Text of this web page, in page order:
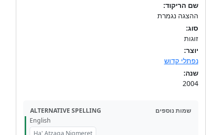
שם הריקוד:
ההצגה נגמרת
סוג:
זוגות
יוצר:
נפתלי קדוש
שנה:
2004
ALTERNATIVE SPELLING
שמות נוספים
English
Ha' Atzaga Nigmeret